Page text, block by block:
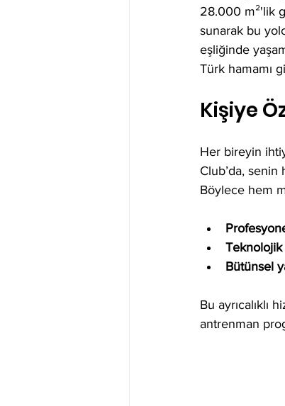
28.000 m²'lik
sunarak bu
eşliğinde
Türk hamamı
Kişiye
Her bireyin
Club’da,
Böylece hem
Teknolojik
Bütünsel
Bu ayrıcalıklı
antrenman